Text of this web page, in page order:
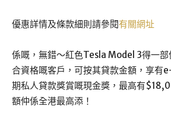
優惠詳情及條款細則請參閱有關網址
係嘅，無錯～紅色Tesla Model 3得一
合資格嘅客戶，可按其貸款金額，享有
期私人貸款獎賞嘅現金獎，最高有
額仲係全港最高添！